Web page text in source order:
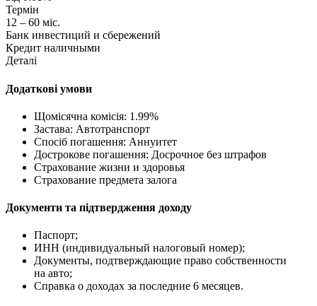
Термін
12 – 60 міс.
Банк инвестиций и сбережений
Кредит наличными
Деталі
Додаткові умови
Щомісячна комісія: 1.99%
Застава: Автотранспорт
Спосіб погашення: Aннуитет
Дострокове погашення: Досрочное без штрафов
Страхование жизни и здоровья
Страхование предмета залога
Документи та підтвердження доходу
Паспорт;
ИНН (индивидуальный налоговый номер);
Документы, подтверждающие право собственности
на авто;
Справка о доходах за последние 6 месяцев.